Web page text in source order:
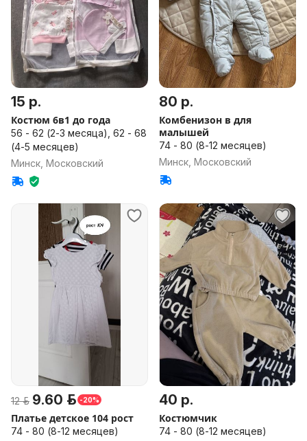
15 р.
Костюм 6в1 до года
56 - 62 (2-3 месяца), 62 - 68
(4-5 месяцев)
Минск, Московский
80 р.
Комбенизон в для
малышей
74 - 80 (8-12 месяцев)
Минск, Московский
12 р. 9.60 р. -20%
Платье детское 104 рост
74 - 80 (8-12 месяцев)
40 р.
Костюмчик
74 - 80 (8-12 месяцев)